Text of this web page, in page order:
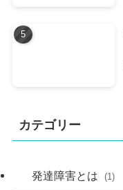
カテゴリー
発達障害とは (1)